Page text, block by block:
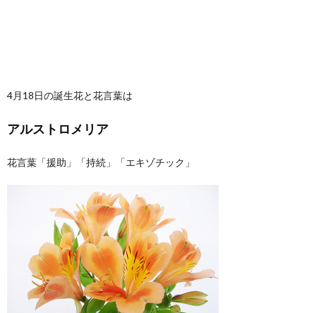
4月18日の誕生花と花言葉は
アルストロメリア
花言葉「援助」「持続」「エキゾチック」